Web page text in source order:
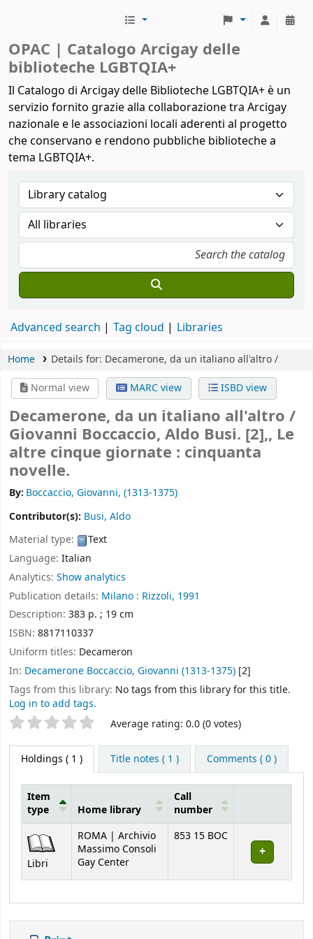
OPAC | Catalogo Arcigay delle
biblioteche LGBTQIA+
Il Catalogo di Arcigay delle Biblioteche LGBTQIA+ è un
servizio fornito grazie alla collaborazione tra Arcigay
nazionale e le associazioni locali aderenti al progetto
che conservano e rendono pubbliche biblioteche a
tema LGBTQIA+.
Advanced search Tag cloud Libraries
Home Details for: Decamerone, da un italiano all'altro /
Normal view
MARC view ISBD view
Decamerone, da un italiano all'altro /
Giovanni Boccaccio, Aldo Busi. [2],, Le
altre cinque giornate : cinquanta
novelle.
By: Boccaccio, Giovanni, (1313-1375)
Contributor(s): Busi, Aldo
Material type:
Text
Language: Italian
Analytics: Show analytics
Publication details: Milano : Rizzoli, 1991
Description: 383 p. ; 19 cm
ISBN: 8817110337
Uniform titles: Decameron
In: Decamerone Boccaccio, Giovanni (1313-1375) [2]
Tags from this library: No tags from this library for this title.
Log in to add tags.
Star ratings Average rating: 0.0 (0 votes)
Holdings ( 1 ) Title notes ( 1 ) Comments ( 0 )
Holdings
Item
type
Home library
Call
number
Libri
ROMA | Archivio
Massimo Consoli
Gay Center
853 15 BOC